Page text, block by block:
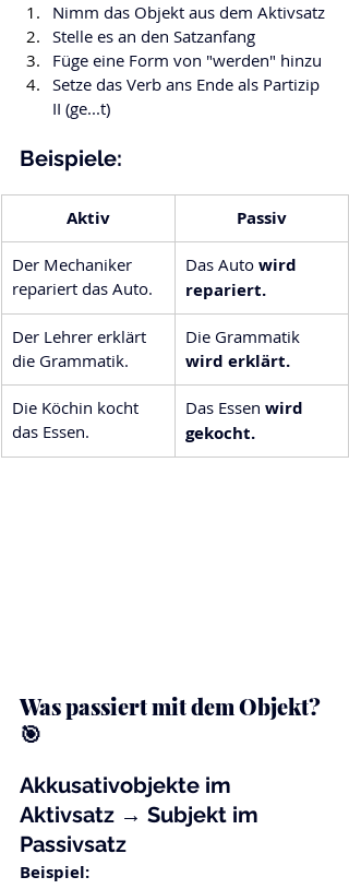
Nimm das Objekt aus dem Aktivsatz
Stelle es an den Satzanfang
Füge eine Form von "werden" hinzu
Setze das Verb ans Ende als Partizip
II (ge...t)
Beispiele:
Aktiv Passiv
Der Mechaniker
repariert das Auto.
Das Auto wird
repariert.
Der Lehrer erklärt
die Grammatik.
Die Grammatik
wird erklärt.
Die Köchin kocht
das Essen.
Das Essen wird
gekocht.
Was passiert mit dem Objekt?
🎯
Akkusativobjekte im
Aktivsatz → Subjekt im
Passivsatz
Beispiel: